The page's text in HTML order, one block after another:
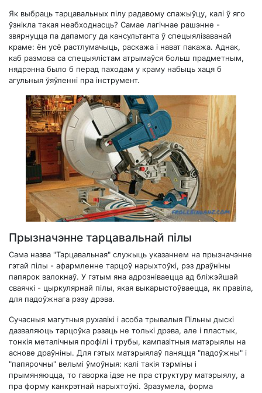
Як выбраць тарцавальных пілу радавому спажыўцу, калі ў яго
ўзнікла такая неабходнасць? Самае лагічнае рашэнне -
звярнуцца па дапамогу да кансультанта ў спецыялізаванай
краме: ён усё растлумачыць, раскажа і нават пакажа. Аднак,
каб размова са спецыялістам атрымаўся больш прадметным,
нядрэнна было б перад паходам у краму набыць хаця б
агульныя ўяўленні пра інструмент.
Прызначэнне тарцавальнай пілы
Сама назва "Тарцавальная" служыць указаннем на прызначэнне
гэтай пілы - афармленне тарцоў нарыхтоўкі, рэз драўніны
папярок валокнаў. У гэтым яна адрозніваецца ад бліжэйшай
сваячкі - цыркулярнай пілы, якая выкарыстоўваецца, як правіла,
для падоўжнага рэзу дрэва.
Сучасныя магутныя рухавікі і асоба трывалыя Пільны дыскі
дазваляюць тарцоўка рэзаць не толькі дрэва, але і пластык,
тонкія металічныя профілі і трубы, кампазітныя матэрыялы на
аснове драўніны. Для гэтых матэрыялаў паняцця "падоўжны" і
"папярочны" вельмі ўмоўныя: калі такія тэрміны і
прымяняюцца, то гаворка ідзе не пра структуру матэрыялу, а
пра форму канкрэтнай нарыхтоўкі. Зразумела, форма